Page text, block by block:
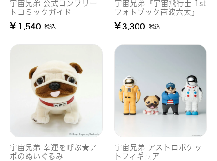
宇宙兄弟 公式コンプリー
トコミックガイド
¥ 1,540 税込
宇宙兄弟『宇宙飛行士 1st
フォトブック南波六太』
¥ 3,300 税込
宇宙兄弟 幸運を呼ぶ★ア
ポのぬいぐるみ
宇宙兄弟 アストロポケッ
トフィギュア